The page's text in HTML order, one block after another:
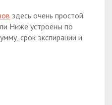
здесь очень простой.
Ниже устроены по
срок экспирации и